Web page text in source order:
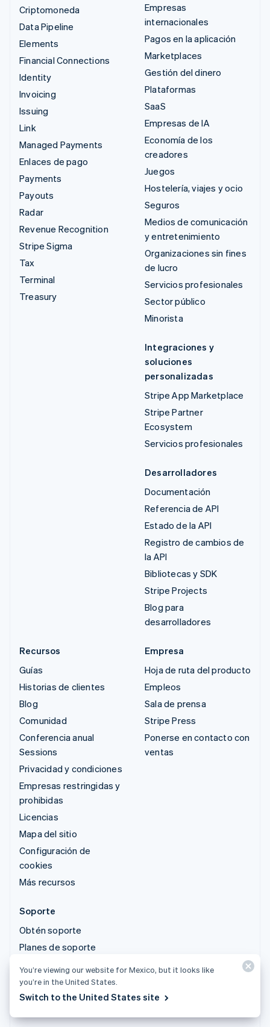
Criptomoneda
Data Pipeline
Elements
Financial Connections
Identity
Invoicing
Issuing
Link
Managed Payments
Enlaces de pago
Payments
Payouts
Radar
Revenue Recognition
Stripe Sigma
Tax
Terminal
Treasury
Empresas
internacionales
Pagos en la aplicación
Marketplaces
Gestión del dinero
Plataformas
SaaS
Empresas de IA
Economía de los
creadores
Juegos
Hostelería, viajes y ocio
Seguros
Medios de comunicación
y entretenimiento
Organizaciones sin fines
de lucro
Servicios profesionales
Sector público
Minorista
Integraciones y
soluciones
personalizadas
Stripe App Marketplace
Stripe Partner
Ecosystem
Servicios profesionales
Desarrolladores
Documentación
Referencia de API
Estado de la API
Registro de cambios de
la API
Bibliotecas y SDK
Stripe Projects
Blog para
desarrolladores
Recursos
Guías
Historias de clientes
Blog
Comunidad
Conferencia anual
Sessions
Privacidad y condiciones
Empresas restringidas y
prohibidas
Licencias
Mapa del sitio
Configuración de
cookies
Más recursos
Empresa
Hoja de ruta del producto
Empleos
Sala de prensa
Stripe Press
Ponerse en contacto con
ventas
Soporte
Obtén soporte
Planes de soporte
© 2026 Stripe, LLC
You’re viewing our website for Mexico, but it looks like
you’re in the United States.
Switch to the United States site